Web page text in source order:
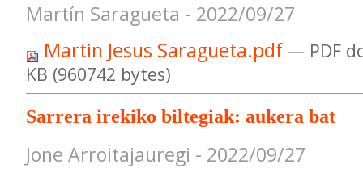
Martín Saragueta - 2022/09/27
Martin Jesus Saragueta.pdf — PDF
KB (960742 bytes)
Sarrera irekiko biltegiak: aukera bat
Jone Arroitajauregi - 2022/09/27